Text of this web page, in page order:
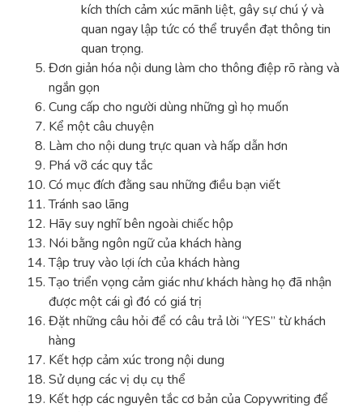
kích thích cảm xúc mãnh liệt, gây sự chú ý và
quan ngay lập tức có thể truyền đạt thông tin
quan trọng.
Đơn giản hóa nội dung làm cho thông điệp rõ ràng và
ngắn gọn
Cung cấp cho người dùng những gì họ muốn
Kể một câu chuyện
Làm cho nội dung trực quan và hấp dẫn hơn
Phá vỡ các quy tắc
Có mục đích đằng sau những điều bạn viết
Tránh sao lãng
Hãy suy nghĩ bên ngoài chiếc hộp
Nói bằng ngôn ngữ của khách hàng
Tập truy vào lợi ích của khách hàng
Tạo triển vọng cảm giác như khách hàng họ đã nhận
được một cái gì đó có giá trị
Đặt những câu hỏi để có câu trả lời “YES” từ khách
hàng
Kết hợp cảm xúc trong nội dung
Sử dụng các vị dụ cụ thể
Kết hợp các nguyên tắc cơ bản của Copywriting để